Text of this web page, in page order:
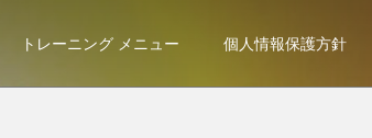
トレーニング メニュー 個人情報保護方針